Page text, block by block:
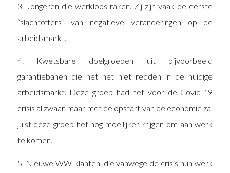
3. Jongeren die werkloos raken. Zij zijn vaak de eerste
“slachtoffers” van negatieve veranderingen op de
arbeidsmarkt.
4. Kwetsbare doelgroepen uit bijvoorbeeld
garantiebanen die het net niet redden in de huidige
arbeidsmarkt. Deze groep had het voor de Covid-19
crisis al zwaar, maar met de opstart van de economie zal
juist deze groep het nog moeilijker krijgen om aan werk
te komen.
5. Nieuwe WW-klanten, die vanwege de crisis hun werk